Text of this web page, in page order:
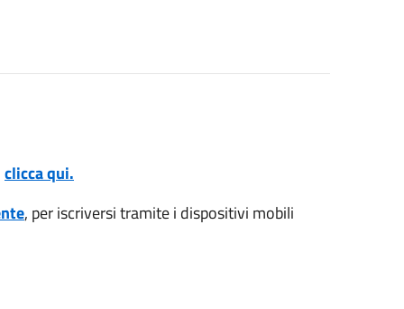
clicca qui.
, per iscriversi tramite i dispositivi mobili